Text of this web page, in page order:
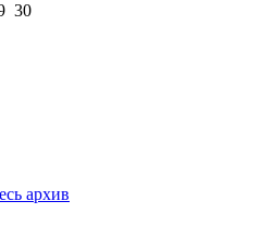
30
архив